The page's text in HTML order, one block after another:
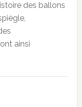
des ballons
ainsi